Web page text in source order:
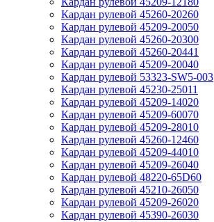
Кардан рулевой 45260-20260
Кардан рулевой 45209-20050
Кардан рулевой 45260-20300
Кардан рулевой 45260-20441
Кардан рулевой 45209-20040
Кардан рулевой 53323-SW5-003
Кардан рулевой 45230-25011
Кардан рулевой 45209-14020
Кардан рулевой 45209-60070
Кардан рулевой 45209-28010
Кардан рулевой 45260-12460
Кардан рулевой 45209-44010
Кардан рулевой 45209-26040
Кардан рулевой 48220-65D60
Кардан рулевой 45210-26050
Кардан рулевой 45209-26020
Кардан рулевой 45390-26030